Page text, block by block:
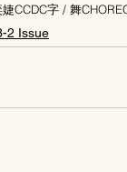
婕CCDC字 / 舞
2 Issue